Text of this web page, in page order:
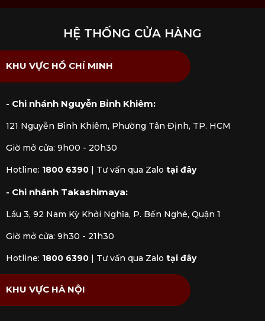
HỆ THỐNG CỬA HÀNG
KHU VỰC HỒ CHÍ MINH
- Chi nhánh Nguyễn Bỉnh Khiêm:
121 Nguyễn Bỉnh Khiêm, Phường Tân Định, TP. HCM
Giờ mở cửa: 9h00 - 20h30
Hotline: 1800 6390 Tư vấn qua Zalo tại đây
- Chi nhánh Takashimaya:
Lầu 3, 92 Nam Kỳ Khởi Nghĩa, P. Bến Nghé, Quận 1
Giờ mở cửa: 9h30 - 21h30
Hotline: 1800 6390 Tư vấn qua Zalo tại đây
KHU VỰC HÀ NỘI